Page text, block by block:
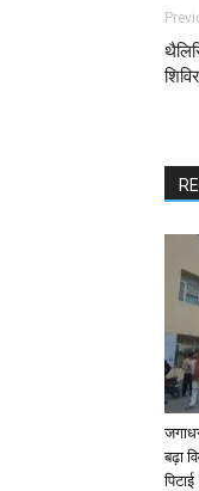
बढ़ा